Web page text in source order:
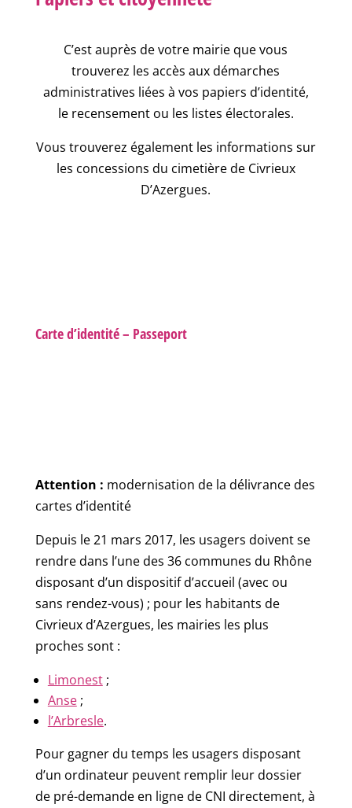
C’est auprès de votre mairie que vous
trouverez les accès aux démarches
administratives liées à vos papiers d’identité,
le recensement ou les listes électorales.
Vous trouverez également les informations sur
les concessions du cimetière de Civrieux
D’Azergues.
Carte d’identité – Passeport
Attention : modernisation de la délivrance des
cartes d’identité
Depuis le 21 mars 2017, les usagers doivent se
rendre dans l’une des 36 communes du Rhône
disposant d’un dispositif d’accueil (avec ou
sans rendez-vous) ; pour les habitants de
Civrieux d’Azergues, les mairies les plus
proches sont :
Limonest;
Anse;
l’Arbresle.
Pour gagner du temps les usagers disposant
d’un ordinateur peuvent remplir leur dossier
de pré-demande en ligne de CNI directement, à